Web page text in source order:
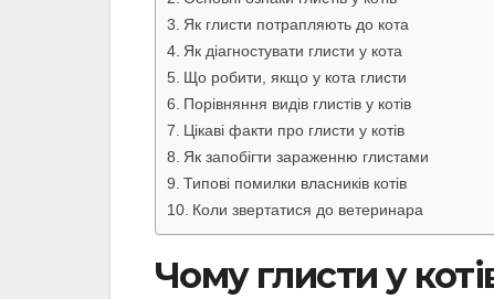
Як глисти потрапляють до кота
Як діагностувати глисти у кота
Що робити, якщо у кота глисти
Порівняння видів глистів у котів
Цікаві факти про глисти у котів
Як запобігти зараженню глистами
Типові помилки власників котів
Коли звертатися до ветеринара
Чому глисти у